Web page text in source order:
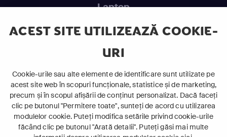
ACEST SITE UTILIZEAZĂ COOKIE-
URI
Cookie-urile sau alte elemente de identificare sunt utilizate pe
acest site web în scopuri funcționale, statistice și de marketing,
precum și în scopul afișării de conținut personalizat. Dacă faceți
clic pe butonul "Permitere toate", sunteți de acord cu utilizarea
modulelor cookie. Puteți modifica setările privind cookie-urile
făcând clic pe butonul "Arată detalii". Puteți găsi mai multe
Laptop
ABONEAZĂ-TE ACUM
Cerințe de sistem